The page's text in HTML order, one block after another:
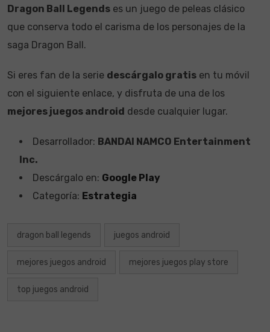
Dragon Ball Legends es un juego de peleas clásico
que conserva todo el carisma de los personajes de la
saga Dragon Ball.
Si eres fan de la serie descárgalo gratis en tu móvil
con el siguiente enlace, y disfruta de una de los
mejores juegos android desde cualquier lugar.
Desarrollador: BANDAI NAMCO Entertainment
Inc.
Descárgalo en: Google Play
Categoría: Estrategia
dragon ball legends juegos android
mejores juegos android mejores juegos play store
top juegos android